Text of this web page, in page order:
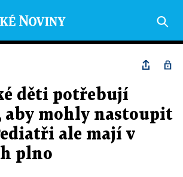
děti potřebují
aby mohly nastoupit
ale mají v
plno